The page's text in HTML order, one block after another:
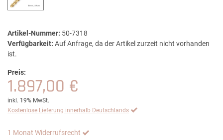
Artikel-Nummer: 50-7318
Verfügbarkeit: Auf Anfrage, da der Artikel zurzeit nicht vorhanden
ist.
Preis:
1.897,00 €
inkl. 19% MwSt.
Kostenlose Lieferung innerhalb Deutschlands
1 Monat Widerrufsrecht